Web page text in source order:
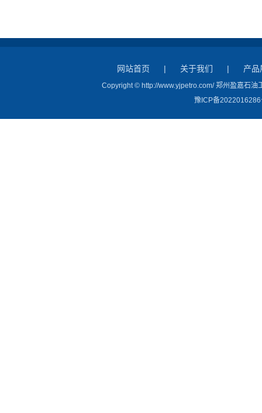
网站首页 | 关于我们 | 产品
Copyright © http://www.yjpetro.com/ 郑州盈嘉石油
豫ICP备